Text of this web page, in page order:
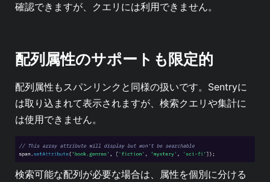
確認できますが、クエリには利用できません。
配列属性のサポートも限定的
配列属性もスパンリンクと同様の扱いです。Sentryに
は取り込まれて表示されますが、検索クエリや集計に
は使用できません。
検索可能な配列が必要な場合は、属性を個別に分ける